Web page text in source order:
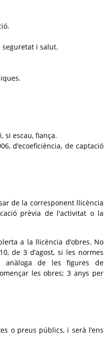
seguretat i salut.
si escau, fiança.
d’ecoeficiència, de captació
de la corresponent llicència
prèvia de l'activitat o la
a la llicència d’obres. No
de 3 d’agost, si les normes
anàloga de les figures de
les obres; 3 anys per
o preus públics, i serà l’ens